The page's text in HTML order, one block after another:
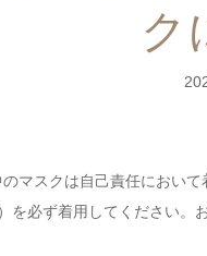
ク
スクは自己責任において
必ず着用してください。